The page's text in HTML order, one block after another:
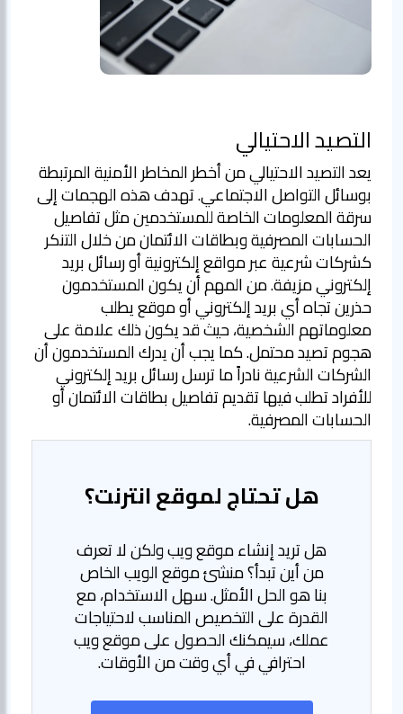
التصيد الاحتيالي
يعد التصيد الاحتيالي من أخطر المخاطر الأمنية المرتبطة
بوسائل التواصل الاجتماعي. تهدف هذه الهجمات إلى
سرقة المعلومات الخاصة للمستخدمين مثل تفاصيل
الحسابات المصرفية وبطاقات الائتمان من خلال التنكر
كشركات شرعية عبر مواقع إلكترونية أو رسائل بريد
إلكتروني مزيفة. من المهم أن يكون المستخدمون
حذرين تجاه أي بريد إلكتروني أو موقع يطلب
معلوماتهم الشخصية، حيث قد يكون ذلك علامة على
هجوم تصيد محتمل. كما يجب أن يدرك المستخدمون أن
الشركات الشرعية نادراً ما ترسل رسائل بريد إلكتروني
للأفراد تطلب فيها تقديم تفاصيل بطاقات الائتمان أو
الحسابات المصرفية.
هل تحتاج لموقع انترنت؟
هل تريد إنشاء موقع ويب ولكن لا تعرف
من أين تبدأ؟ منشئ موقع الويب الخاص
بنا هو الحل الأمثل. سهل الاستخدام، مع
القدرة على التخصيص المناسب لاحتياجات
عملك، سيمكنك الحصول على موقع ويب
احترافي في أي وقت من الأوقات.